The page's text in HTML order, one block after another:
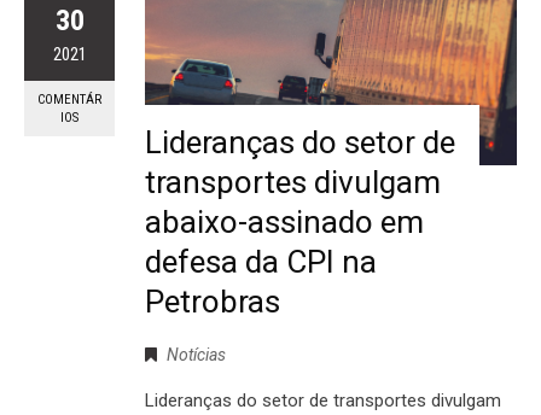
30
2021
COMENTÁR
IOS
Lideranças do setor de
transportes divulgam
abaixo-assinado em
defesa da CPI na
Petrobras
Notícias
Lideranças do setor de transportes divulgam